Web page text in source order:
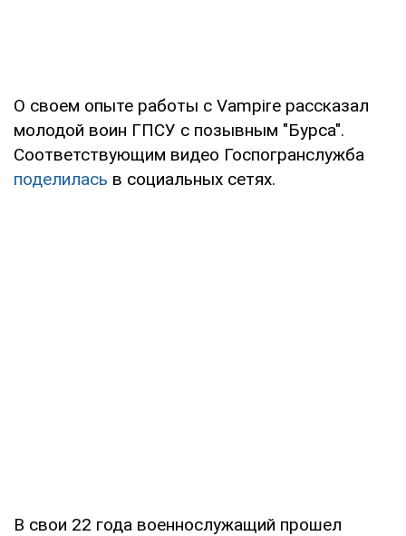
О своем опыте работы с Vampire рассказал
молодой воин ГПСУ с позывным "Бурса".
Соответствующим видео Госпогранслужба
поделилась в социальных сетях.
В свои 22 года военнослужащий прошел